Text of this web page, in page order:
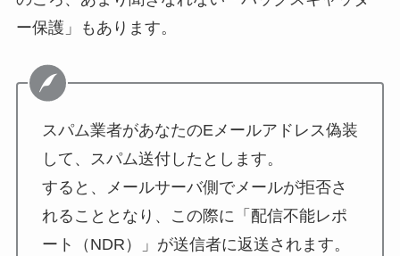
ー保護」もあります。
スパム業者があなたのEメールアドレス偽装
して、スパム送付したとします。
すると、メールサーバ側でメールが拒否さ
れることとなり、この際に「配信不能レポ
ート（NDR）」が送信者に返送されます。